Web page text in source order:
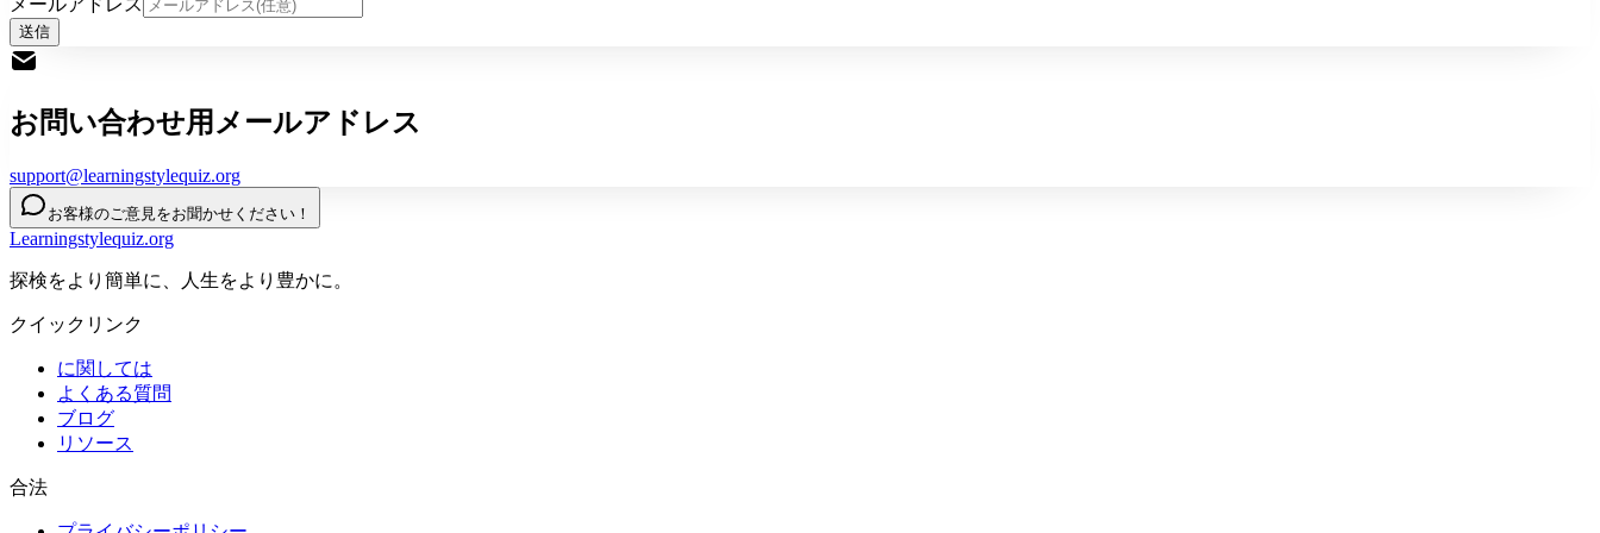
送信
お問い合わせ用メールアドレス
support@learningstylequiz.org
お客様のご意見をお聞かせください！
Learningstylequiz.org
探検をより簡単に、人生をより豊かに。
クイックリンク
に関しては
よくある質問
ブログ
リソース
合法